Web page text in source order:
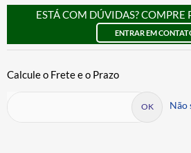
ESTÁ COM DÚVIDAS? COMPRE
ENTRAR EM
Não